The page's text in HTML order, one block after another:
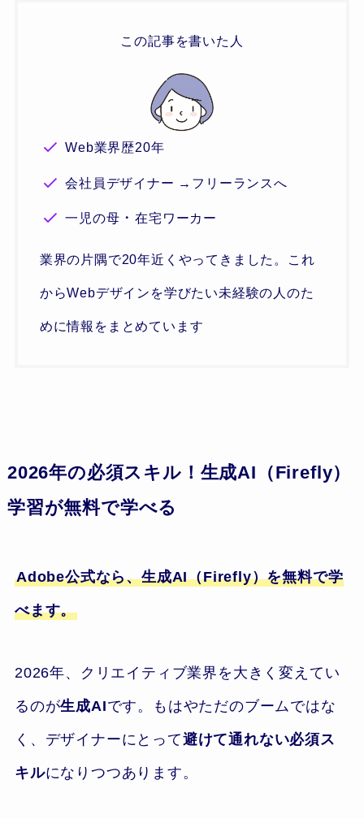
この記事を書いた人
Web業界歴20年
会社員デザイナー →フリーランスへ
一児の母 ・在宅ワーカー
業界の片隅で20年近くやってきました。これ
からWebデザインを学びたい未経験の人のた
めに情報をまとめています
2026年の必須スキル！生成AI（Firefly）
学習が無料で学べる
Adobe公式なら、生成AI（Firefly）を無料で学
べます。
2026年、クリエイティブ業界を大きく変えてい
るのが生成AIです。もはやただのブームではな
く、デザイナーにとって避けて通れない必須ス
キルになりつつあります。